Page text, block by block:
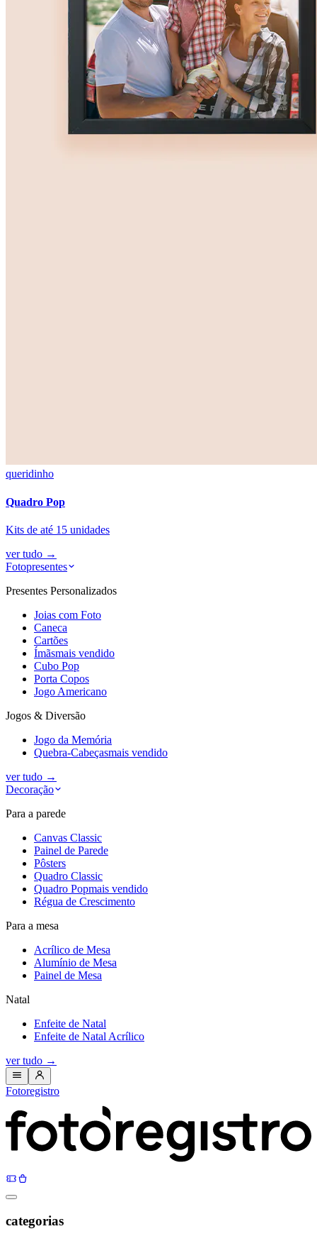
queridinho
Quadro Pop
Kits de até 15 unidades
ver tudo →
Fotopresentes
Presentes Personalizados
Joias com Foto
Caneca
Cartões
Ímãsmais vendido
Cubo Pop
Porta Copos
Jogo Americano
Jogos & Diversão
Jogo da Memória
Quebra-Cabeçasmais vendido
ver tudo →
Decoração
Para a parede
Canvas Classic
Painel de Parede
Pôsters
Quadro Classic
Quadro Popmais vendido
Régua de Crescimento
Para a mesa
Acrílico de Mesa
Alumínio de Mesa
Painel de Mesa
Natal
Enfeite de Natal
Enfeite de Natal Acrílico
ver tudo →
Fotoregistro
categorias